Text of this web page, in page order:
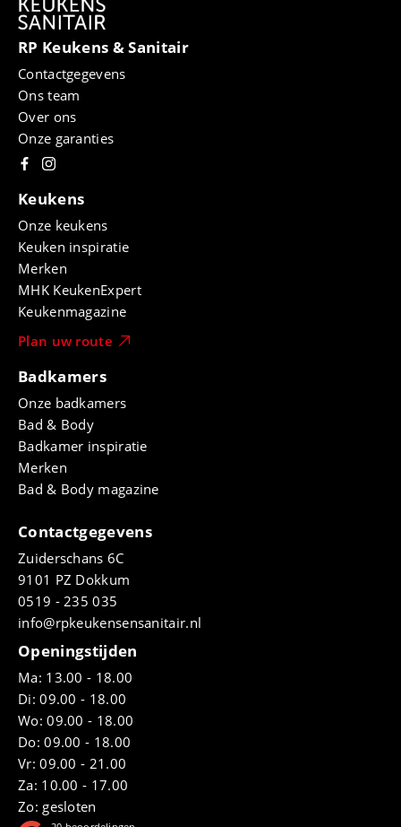
RP Keukens & Sanitair
Contactgegevens
Ons team
Over ons
Onze garanties
Keukens
Onze keukens
Keuken inspiratie
Merken
MHK KeukenExpert
Keukenmagazine
Plan uw route
Badkamers
Onze badkamers
Bad & Body
Badkamer inspiratie
Merken
Bad & Body magazine
Contactgegevens
Zuiderschans 6C
9101 PZ Dokkum
0519 - 235 035
info@rpkeukensensanitair.nl
Openingstijden
Ma: 13.00 - 18.00
Di: 09.00 - 18.00
Wo: 09.00 - 18.00
Do: 09.00 - 18.00
Vr: 09.00 - 21.00
Za: 10.00 - 17.00
Zo: gesloten